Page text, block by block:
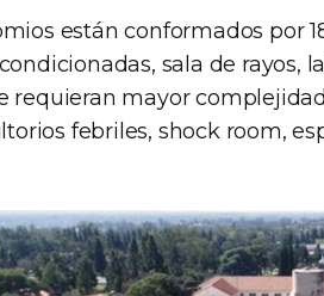
están conformados por
sala de rayos,
requieran mayor
febriles, shock room,